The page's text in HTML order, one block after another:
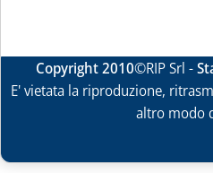
Copyright 2010©RIP Srl -
E' vietata la riproduzione,
altro modo